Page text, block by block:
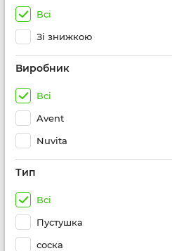
Всі
Зі знижкою
Виробник
Всі
Avent
Nuvita
Тип
Всі
Пустушка
соска